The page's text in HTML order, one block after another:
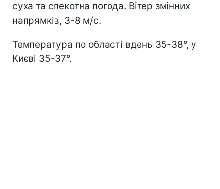
суха та спекотна погода. Вітер змінних
напрямків, 3-8 м/с.
Температура по області вдень 35-38°, у
Києві 35-37°.